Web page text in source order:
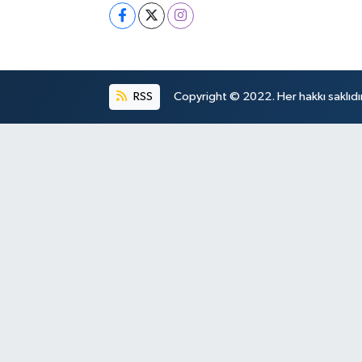
RSS Copyright © 2022. Her hakkı